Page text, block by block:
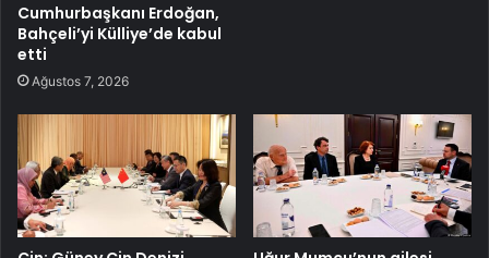
Cumhurbaşkanı Erdoğan,
Bahçeli’yi Külliye’de kabul
etti
Ağustos 7, 2026